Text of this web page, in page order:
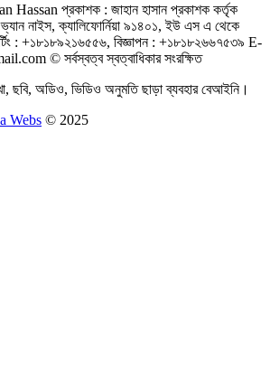
Hassan প্রকাশক : জাহান হাসান প্রকাশক কর্তৃক
নাইস, ক্যালিফোর্নিয়া ৯১৪০১, ইউ এস এ থেকে
: +১৮১৮৯২১৬৫৫৬, বিজ্ঞাপন : +১৮১৮২৬৬৭৫৩৯ E-
© সর্বস্বত্ব স্বত্বাধিকার সংরক্ষিত
ছবি, অডিও, ভিডিও অনুমতি ছাড়া ব্যবহার বেআইনি।
Webs © 2025